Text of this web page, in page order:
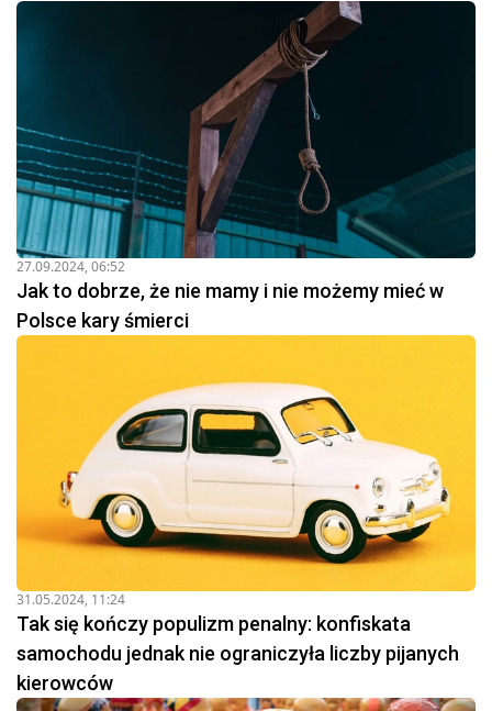
27.09.2024, 06:52
Jak to dobrze, że nie mamy i nie możemy mieć w
Polsce kary śmierci
31.05.2024, 11:24
Tak się kończy populizm penalny: konfiskata
samochodu jednak nie ograniczyła liczby pijanych
kierowców